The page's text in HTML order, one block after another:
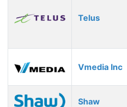
Telus
Vmedia Inc
Shaw